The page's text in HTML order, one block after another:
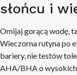
słońcu i
Omijaj gorącą wodę,
Wieczorna rutyna po
bariery, nie testów
AHA/BHA o wysokich